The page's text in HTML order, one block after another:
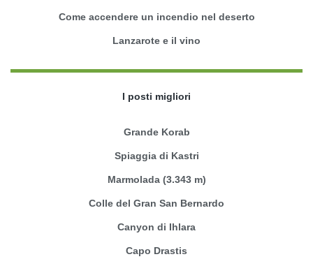
Come accendere un incendio nel deserto
Lanzarote e il vino
I posti migliori
Grande Korab
Spiaggia di Kastri
Marmolada (3.343 m)
Colle del Gran San Bernardo
Canyon di Ihlara
Capo Drastis